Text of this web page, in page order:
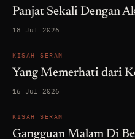
Panjat Sekali Dengan
18 Jul 2026
KISAH SERAM
Yang Memerhati dari
16 Jul 2026
KISAH SERAM
Gangguan Malam Di